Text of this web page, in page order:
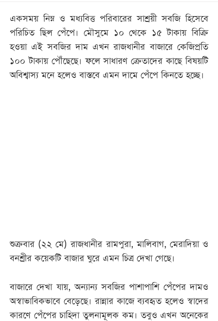
তথ্যপ্রযুক্তি
সব
বিভাগ
একসময় নিম্ন ও মধ্যবিত্ত পরিবারের সাশ্রয়ী সবজি হিসেবে
পরিচিত ছিল পেঁপে। মৌসুমে ১০ থেকে ১৫ টাকায় বিক্রি
হওয়া এই সবজির দাম এখন রাজধানীর বাজারে কেজিপ্রতি
১০০ টাকায় পৌঁছেছে। ফলে সাধারণ ক্রেতাদের কাছে বিষয়টি
অবিশ্বাস্য মনে হলেও বাস্তবে এমন দামে পেঁপে কিনতে হচ্ছে।
শুক্রবার (২২ মে) রাজধানীর রামপুরা, মালিবাগ, মেরাদিয়া ও
বনশ্রীর কয়েকটি বাজার ঘুরে এমন চিত্র দেখা গেছে।
বাজারে দেখা যায়, অন্যান্য সবজির পাশাপাশি পেঁপের দামও
অস্বাভাবিকভাবে বেড়েছে। রান্নার কাজে ব্যবহৃত হলেও স্বাদের
কারণে পেঁপের চাহিদা তুলনামূলক কম। তবুও এখন অনেকের